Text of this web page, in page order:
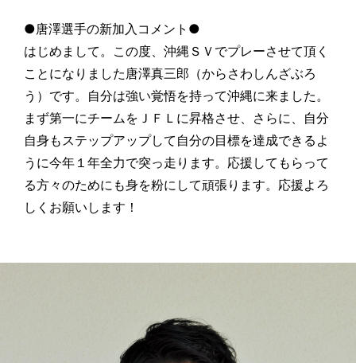
●唐澤選手の新加入コメント●
はじめまして。この度、沖縄ＳＶでプレーさせて頂く
ことになりました唐澤真三郎（からさわしんざぶろ
う）です。自分は強い覚悟を持って沖縄に来ました。
まず第一にチームをＪＦＬに昇格させ、さらに、自分
自身もステップアップして自分の目標を達成できるよ
うに今年１年全力で突っ走ります。応援してもらって
る方々のためにも身を粉にして頑張ります。応援よろ
しくお願いします！